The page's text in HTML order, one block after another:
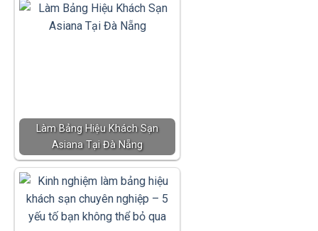
Làm Bảng Hiệu Khách Sạn
Asiana Tại Đà Nẵng